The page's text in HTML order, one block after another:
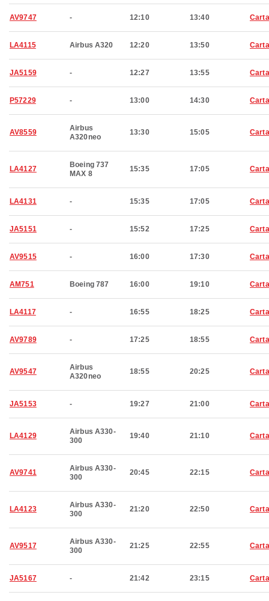
AV9747 - 12:10 13:40
LA4115 Airbus A320 12:20 13:50
JA5159 - 12:27 13:55
P57229 - 13:00 14:30
AV8559
Airbus
A320neo
13:30 15:05
LA4127
Boeing 737
MAX 8
15:35 17:05
LA4131 - 15:35 17:05
JA5151 - 15:52 17:25
AV9515 - 16:00 17:30
AM751 Boeing 787 16:00 19:10
LA4117 - 16:55 18:25
AV9789 - 17:25 18:55
AV9547
Airbus
A320neo
18:55 20:25
JA5153 - 19:27 21:00
LA4129
Airbus A330-
300
19:40 21:10
AV9741
Airbus A330-
300
20:45 22:15
LA4123
Airbus A330-
300
21:20 22:50
AV9517
Airbus A330-
300
21:25 22:55
JA5167 - 21:42 23:15